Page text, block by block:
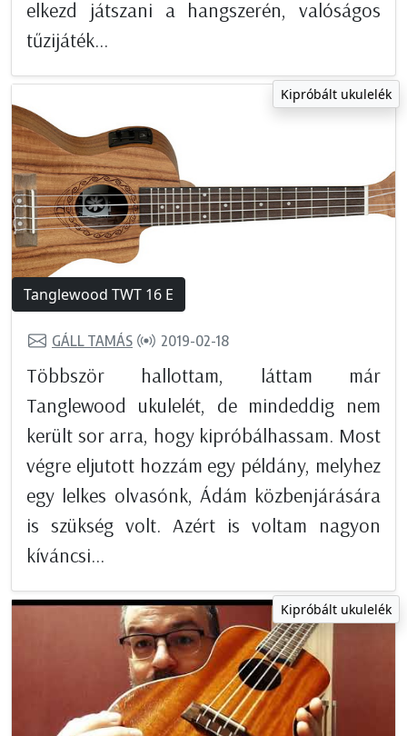
elkezd játszani a hangszerén, valóságos
tűzijáték...
Kipróbált ukulelék
Tanglewood TWT 16 E
GÁLL TAMÁS 2019-02-18
Többször hallottam, láttam már
Tanglewood ukulelét, de mindeddig nem
került sor arra, hogy kipróbálhassam. Most
végre eljutott hozzám egy példány, melyhez
egy lelkes olvasónk, Ádám közbenjárására
is szükség volt. Azért is voltam nagyon
kíváncsi...
Kipróbált ukulelék